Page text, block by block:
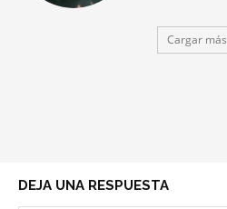
Cargar más
DEJA UNA RESPUESTA